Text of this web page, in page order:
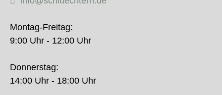
Montag-Freitag:
9:00 Uhr - 12:00 Uhr
Donnerstag:
14:00 Uhr - 18:00 Uhr